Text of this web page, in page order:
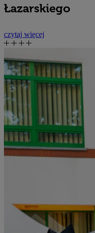
Łazarskiego
czytaj więcej